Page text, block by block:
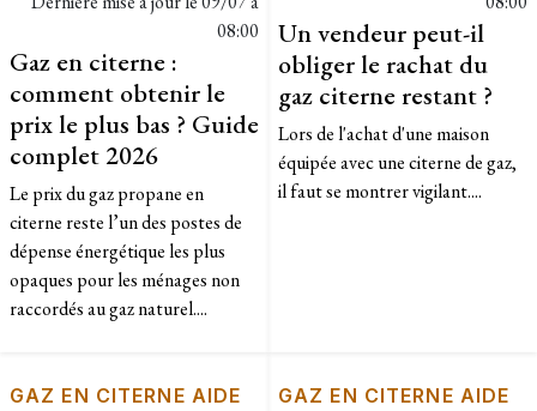
08:00
Gaz en citerne :
comment obtenir le
prix le plus bas ? Guide
complet 2026
Le prix du gaz propane en
citerne reste l’un des postes de
dépense énergétique les plus
opaques pour les ménages non
raccordés au gaz naturel....
Un vendeur peut-il
obliger le rachat du
gaz citerne restant ?
Lors de l'achat d'une maison
équipée avec une citerne de gaz,
il faut se montrer vigilant....
GAZ EN CITERNE AIDE GAZ EN CITERNE AIDE